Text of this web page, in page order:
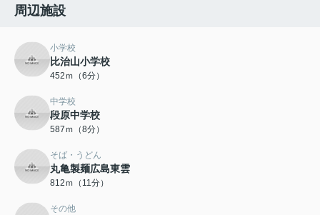
周辺施設
小学校
比治山小学校
452ｍ（6分）
中学校
段原中学校
587ｍ（8分）
そば・うどん
丸亀製麺広島東雲
812ｍ（11分）
その他